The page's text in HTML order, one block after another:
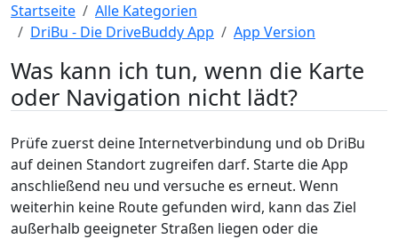
Startseite
Alle Kategorien
DriBu - Die DriveBuddy App
App Version
Was kann ich tun, wenn die Karte
oder Navigation nicht lädt?
Prüfe zuerst deine Internetverbindung und ob DriBu
auf deinen Standort zugreifen darf. Starte die App
anschließend neu und versuche es erneut. Wenn
weiterhin keine Route gefunden wird, kann das Ziel
außerhalb geeigneter Straßen liegen oder die